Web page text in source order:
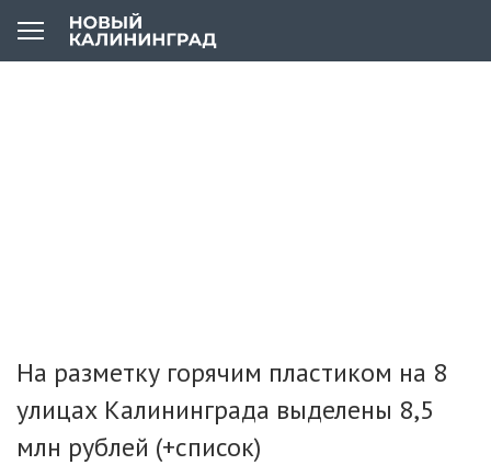
На разметку горячим пластиком на 8
улицах Калининграда выделены 8,5
млн рублей (+список)